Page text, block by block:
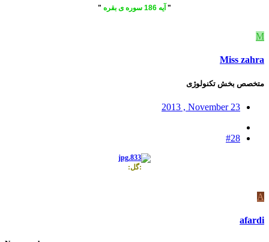
"آیه 186 سوره ی بقره "
M
Miss zahra
متخصص بخش تکنولوژی
2013 , November 23
#28
:گل:
A
afardi